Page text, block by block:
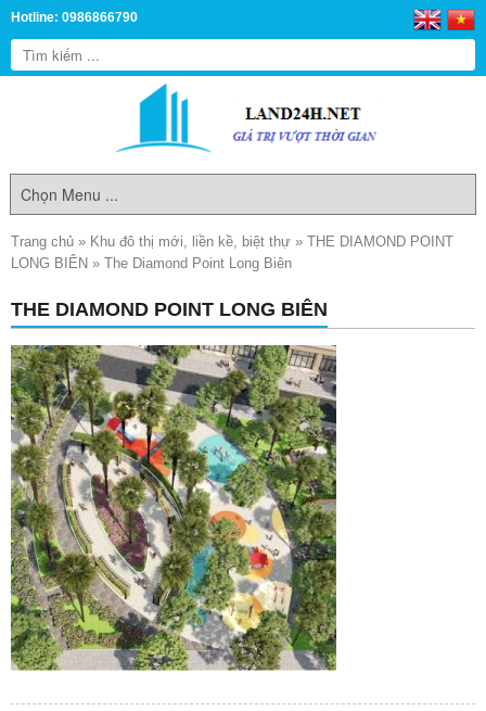
Hotline: 0986866790
Trang chủ » Khu đô thị mới, liền kề, biệt thự » THE DIAMOND POINT
LONG BIÊN » The Diamond Point Long Biên
THE DIAMOND POINT LONG BIÊN